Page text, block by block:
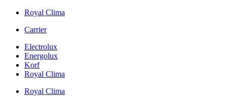
Royal Clima
Carrier
Electrolux
Energolux
Korf
Royal Clima
Royal Clima